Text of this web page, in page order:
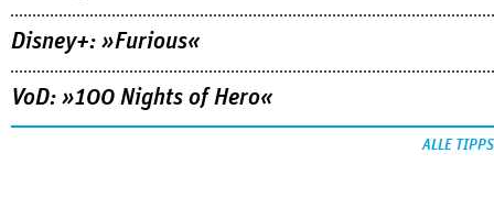
Disney+: »Furious«
VoD: »100 Nights of Hero«
ALLE TIPPS